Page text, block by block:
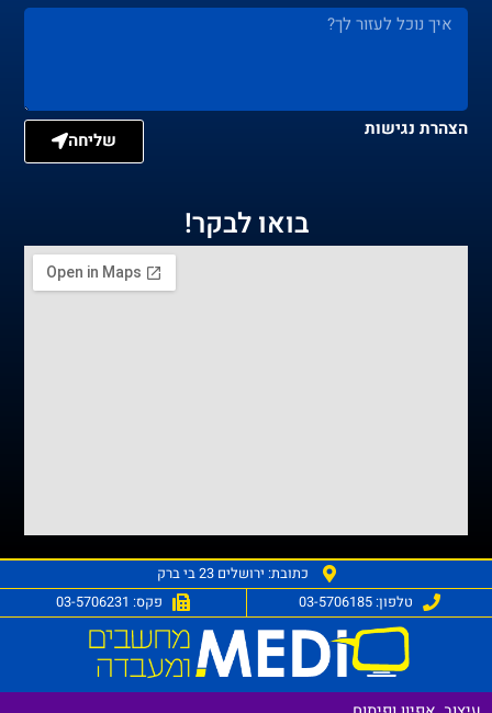
שליחה
הצהרת נגישות
בואו לבקר!
כתובת: ירושלים 23 בי ברק
טלפון: 03-5706185
פקס: 03-5706231